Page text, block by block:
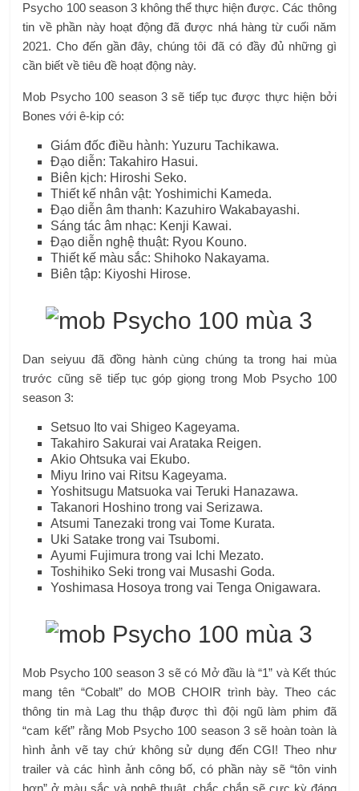
Psycho 100 season 3 không thể thực hiện được. Các thông
tin về phần này hoạt động đã được nhá hàng từ cuối năm
2021. Cho đến gần đây, chúng tôi đã có đầy đủ những gì
cần biết về tiêu đề hoạt động này.
Mob Psycho 100 season 3 sẽ tiếp tục được thực hiện bởi
Bones với ê-kip có:
Giám đốc điều hành: Yuzuru Tachikawa.
Đạo diễn: Takahiro Hasui.
Biên kịch: Hiroshi Seko.
Thiết kế nhân vật: Yoshimichi Kameda.
Đạo diễn âm thanh: Kazuhiro Wakabayashi.
Sáng tác âm nhạc: Kenji Kawai.
Đạo diễn nghệ thuật: Ryou Kouno.
Thiết kế màu sắc: Shihoko Nakayama.
Biên tập: Kiyoshi Hirose.
Dan seiyuu đã đồng hành cùng chúng ta trong hai mùa
trước cũng sẽ tiếp tục góp giọng trong Mob Psycho 100
season 3:
Setsuo Ito vai Shigeo Kageyama.
Takahiro Sakurai vai Arataka Reigen.
Akio Ohtsuka vai Ekubo.
Miyu Irino vai Ritsu Kageyama.
Yoshitsugu Matsuoka vai Teruki Hanazawa.
Takanori Hoshino trong vai Serizawa.
Atsumi Tanezaki trong vai Tome Kurata.
Uki Satake trong vai Tsubomi.
Ayumi Fujimura trong vai Ichi Mezato.
Toshihiko Seki trong vai Musashi Goda.
Yoshimasa Hosoya trong vai Tenga Onigawara.
Mob Psycho 100 season 3 sẽ có Mở đầu là “1” và Kết thúc
mang tên “Cobalt” do MOB CHOIR trình bày. Theo các
thông tin mà Lag thu thập được thì đội ngũ làm phim đã
“cam kết” rằng Mob Psycho 100 season 3 sẽ hoàn toàn là
hình ảnh vẽ tay chứ không sử dụng đến CGI! Theo như
trailer và các hình ảnh công bố, có phần này sẽ “tôn vinh
hơn” ở màu sắc và nghệ thuật, chắc chắn sẽ cực kỳ đáng